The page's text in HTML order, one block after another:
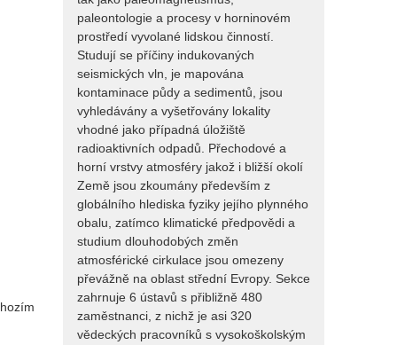
paleontologie a procesy v horninovém
prostředí vyvolané lidskou činností.
Studují se příčiny indukovaných
seismických vln, je mapována
kontaminace půdy a sedimentů, jsou
vyhledávány a vyšetřovány lokality
vhodné jako případná úložiště
radioaktivních odpadů. Přechodové a
horní vrstvy atmosféry jakož i bližší okolí
Země jsou zkoumány především z
globálního hlediska fyziky jejího plynného
obalu, zatímco klimatické předpovědi a
studium dlouhodobých změn
atmosférické cirkulace jsou omezeny
převážně na oblast střední Evropy. Sekce
zahrnuje 6 ústavů s přibližně 480
zaměstnanci, z nichž je asi 320
vědeckých pracovníků s vysokoškolským